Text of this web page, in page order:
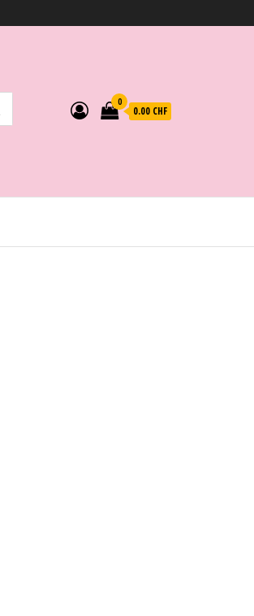
0
0.00 CHF